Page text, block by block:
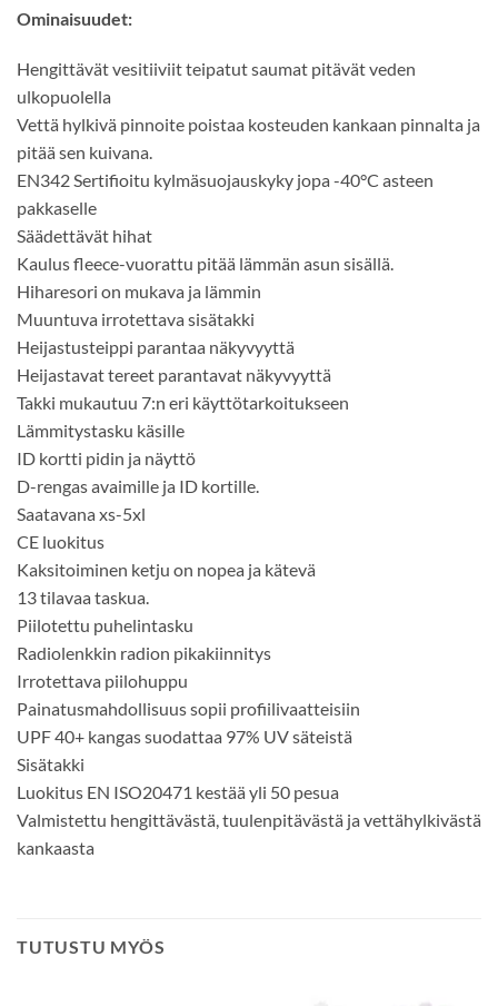
Ominaisuudet:
Hengittävät vesitiiviit teipatut saumat pitävät veden
ulkopuolella
Vettä hylkivä pinnoite poistaa kosteuden kankaan pinnalta ja
pitää sen kuivana.
EN342 Sertifioitu kylmäsuojauskyky jopa -40°C asteen
pakkaselle
Säädettävät hihat
Kaulus fleece-vuorattu pitää lämmän asun sisällä.
Hiharesori on mukava ja lämmin
Muuntuva irrotettava sisätakki
Heijastusteippi parantaa näkyvyyttä
Heijastavat tereet parantavat näkyvyyttä
Takki mukautuu 7:n eri käyttötarkoitukseen
Lämmitystasku käsille
ID kortti pidin ja näyttö
D-rengas avaimille ja ID kortille.
Saatavana xs-5xl
CE luokitus
Kaksitoiminen ketju on nopea ja kätevä
13 tilavaa taskua.
Piilotettu puhelintasku
Radiolenkkin radion pikakiinnitys
Irrotettava piilohuppu
Painatusmahdollisuus sopii profiilivaatteisiin
UPF 40+ kangas suodattaa 97% UV säteistä
Sisätakki
Luokitus EN ISO20471 kestää yli 50 pesua
Valmistettu hengittävästä, tuulenpitävästä ja vettähylkivästä
kankaasta
TUTUSTU MYÖS